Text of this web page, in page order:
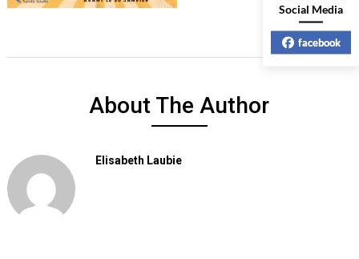
About The Author
Elisabeth Laubie
Social Media
facebook